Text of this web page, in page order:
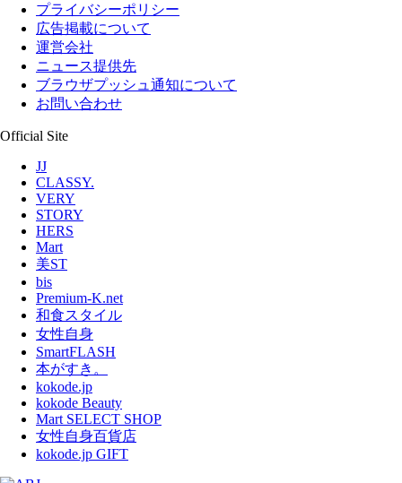
プライバシーポリシー
広告掲載について
運営会社
ニュース提供先
ブラウザプッシュ通知について
お問い合わせ
Official Site
JJ
CLASSY.
VERY
STORY
HERS
Mart
美ST
bis
Premium-K.net
和食スタイル
女性自身
SmartFLASH
本がすき。
kokode.jp
kokode Beauty
Mart SELECT SHOP
女性自身百貨店
kokode.jp GIFT